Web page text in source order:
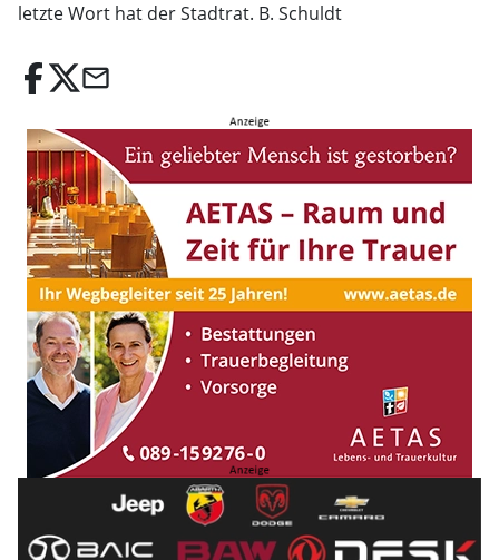
letzte Wort hat der Stadtrat. B. Schuldt
email